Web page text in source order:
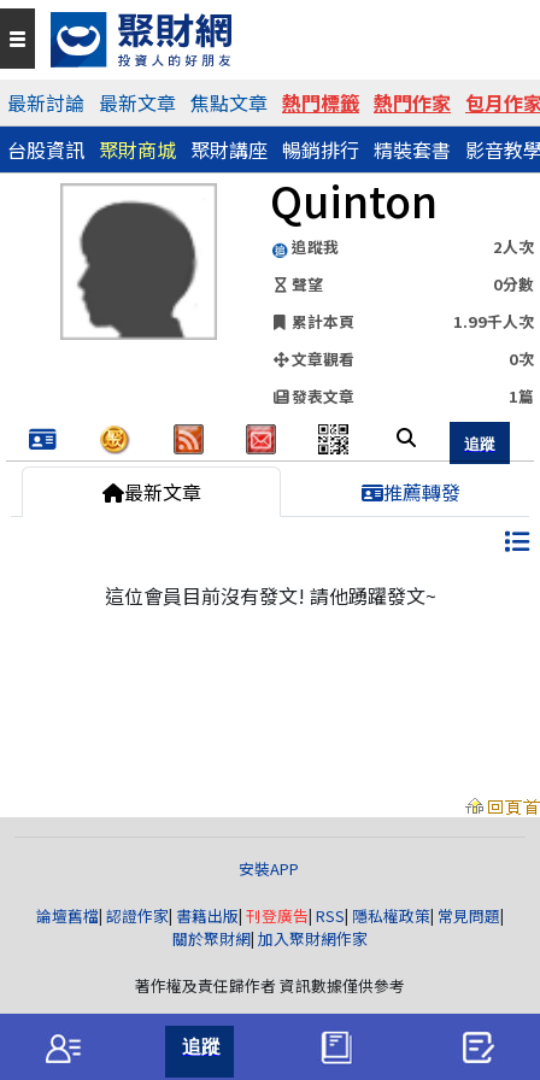
最新討論 最新文章 焦點文章 熱門標籤 熱門作家 包月作
台股資訊 聚財商城 聚財講座 暢銷排行 精裝套書 影音教
Quinton
追蹤我
2人次
聲望
0分數
累計本頁
1.99千人次
文章觀看
0次
發表文章
1篇
QR Code
https://www.wearn.com/blog.asp?id=79639
分享網址
最新文章 推薦轉發
這位會員目前沒有發文! 請他踴躍發文~
安裝APP
論壇舊檔| 認證作家| 書籍出版| 刊登廣告| RSS| 隱私權政策| 常見問題|
關於聚財網| 加入聚財網作家
著作權及責任歸作者 資訊數據僅供參考
版權所有© wearn.com All Rights Reserved.